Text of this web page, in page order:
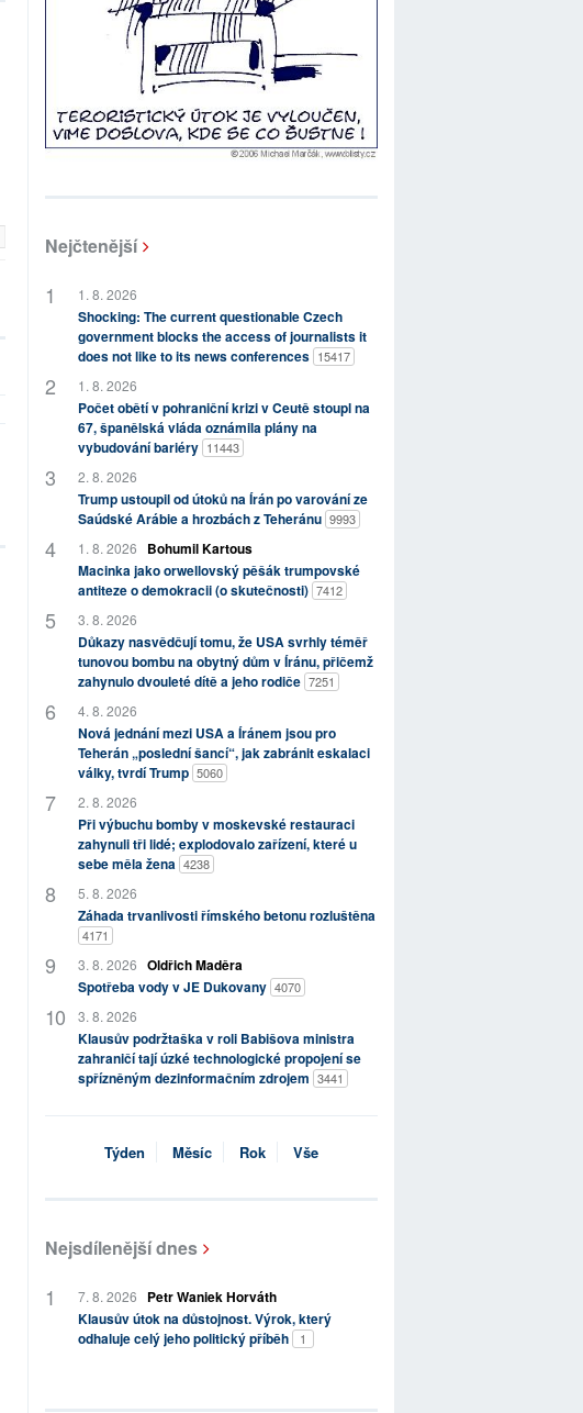
Nejčtenější
1. 8. 2026
Shocking: The current questionable Czech
government blocks the access of journalists it
does not like to its news conferences 15417
1. 8. 2026
Počet obětí v pohraniční krizi v Ceutě stoupl na
67, španělská vláda oznámila plány na
vybudování bariéry 11443
2. 8. 2026
Trump ustoupil od útoků na Írán po varování ze
Saúdské Arábie a hrozbách z Teheránu 9993
1. 8. 2026
Bohumil Kartous
Macinka jako orwellovský pěšák trumpovské
antiteze o demokracii (o skutečnosti) 7412
3. 8. 2026
Důkazy nasvědčují tomu, že USA svrhly téměř
tunovou bombu na obytný dům v Íránu, přičemž
zahynulo dvouleté dítě a jeho rodiče 7251
4. 8. 2026
Nová jednání mezi USA a Íránem jsou pro
Teherán „poslední šancí“, jak zabránit eskalaci
války, tvrdí Trump 5060
2. 8. 2026
Při výbuchu bomby v moskevské restauraci
zahynuli tři lidé; explodovalo zařízení, které u
sebe měla žena 4238
5. 8. 2026
Záhada trvanlivosti římského betonu rozluštěna
4171
3. 8. 2026 Oldřich Maděra
Spotřeba vody v JE Dukovany 4070
3. 8. 2026
Klausův podržtaška v roli Babišova ministra
zahraničí tají úzké technologické propojení se
spřízněným dezinformačním zdrojem 3441
Týden Měsíc Rok Vše
Nejsdílenější dnes
7. 8. 2026
Petr Waniek Horváth
Klausův útok na důstojnost. Výrok, který
odhaluje celý jeho politický příběh
1